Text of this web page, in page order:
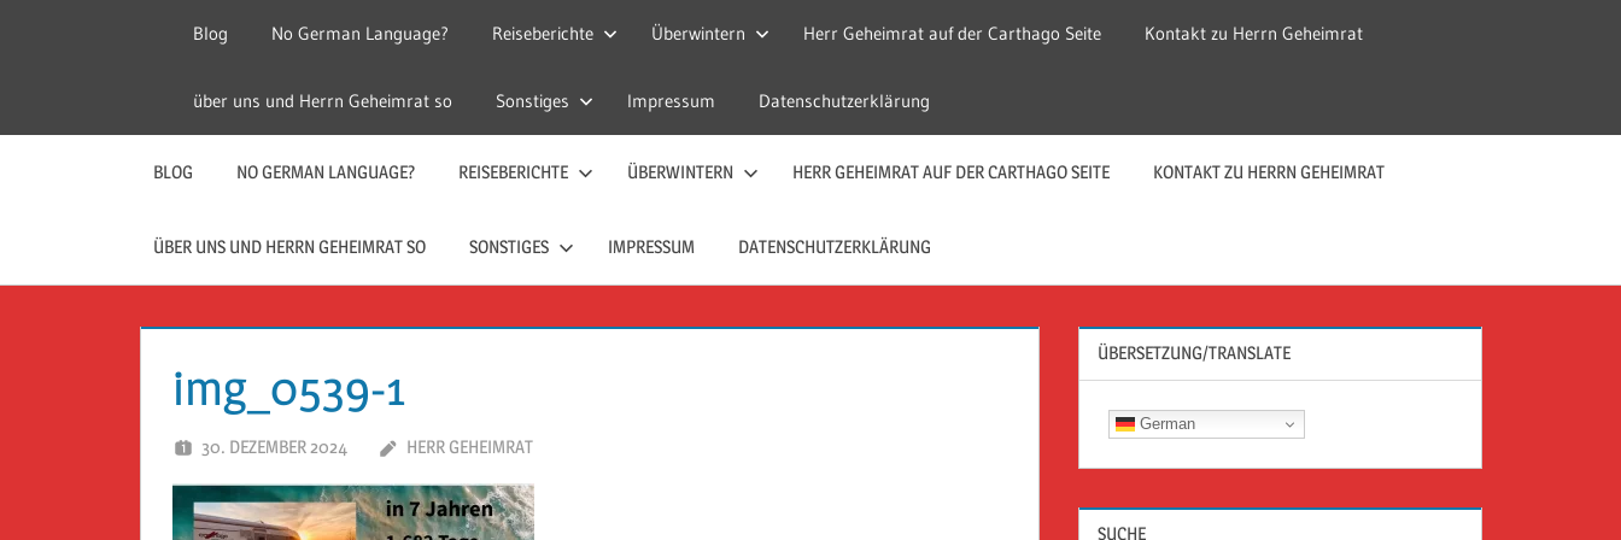
Reise
Guckloch
–
Geheimrat
auf
Reisen
Geheimrat
auf
Reisen
Blog No German Language? Reiseberichte Überwintern Herr Geheimrat auf der Carthago Seite Kontakt zu Herrn Geheimrat
über uns und Herrn Geheimrat so Sonstiges Impressum Datenschutzerklärung
BLOG NO GERMAN LANGUAGE? REISEBERICHTE ÜBERWINTERN HERR GEHEIMRAT AUF DER CARTHAGO SEITE KONTAKT ZU HERRN GEHEIMRAT
ÜBER UNS UND HERRN GEHEIMRAT SO SONSTIGES IMPRESSUM DATENSCHUTZERKLÄRUNG
img_0539-1
30. DEZEMBER 2024 HERR GEHEIMRAT
ÜBERSETZUNG/TRANSLATE
German
SUCHE